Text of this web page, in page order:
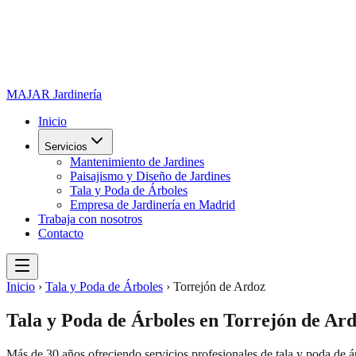
MAJAR Jardinería
Inicio
Servicios
Mantenimiento de Jardines
Paisajismo y Diseño de Jardines
Tala y Poda de Árboles
Empresa de Jardinería en Madrid
Trabaja con nosotros
Contacto
Inicio › Tala y Poda de Árboles › Torrejón de Ardoz
Tala y Poda de Árboles en Torrejón de